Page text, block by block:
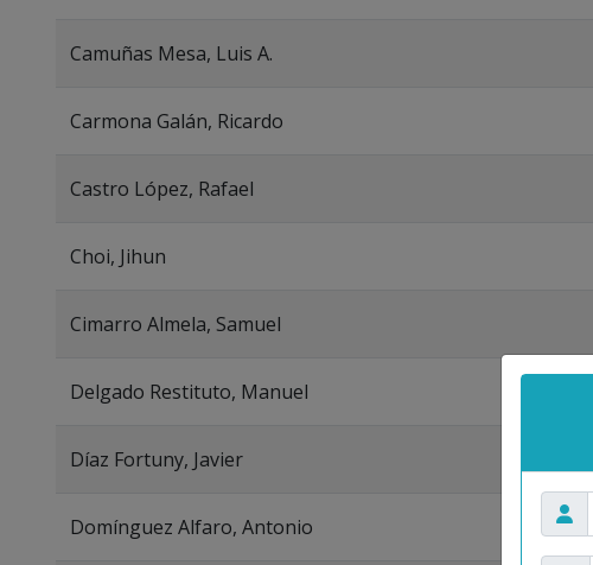
Camuñas Mesa, Luis A.
Carmona Galán, Ricardo
Castro López, Rafael
Choi, Jihun
Cimarro Almela, Samuel
Delgado Restituto, Manuel
Díaz Fortuny, Javier
Domínguez Alfaro, Antonio